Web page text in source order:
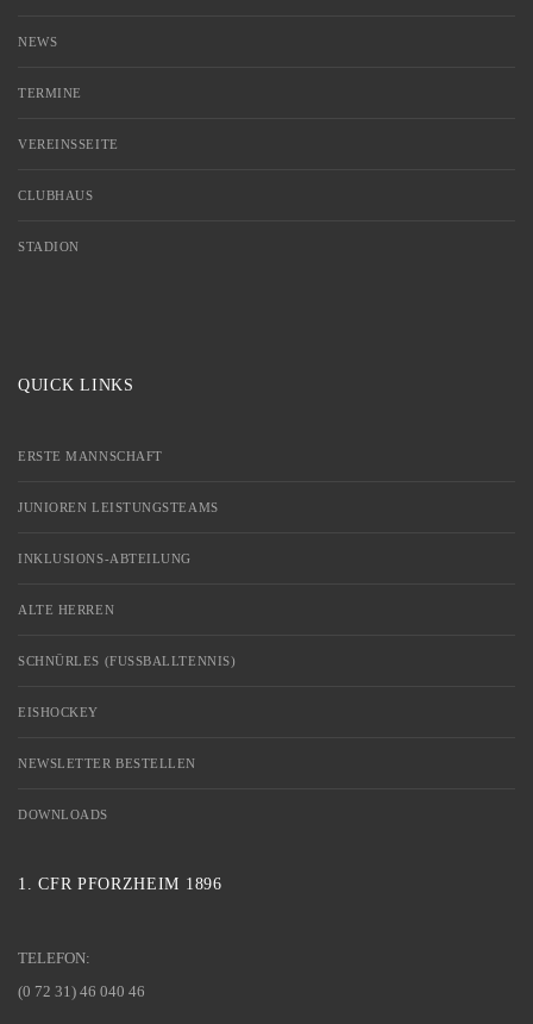
NEWS
TERMINE
VEREINSSEITE
CLUBHAUS
STADION
QUICK LINKS
ERSTE MANNSCHAFT
JUNIOREN LEISTUNGSTEAMS
INKLUSIONS-ABTEILUNG
ALTE HERREN
SCHNÜRLES (FUSSBALLTENNIS)
EISHOCKEY
NEWSLETTER BESTELLEN
DOWNLOADS
1. CFR PFORZHEIM 1896
TELEFON:
(0 72 31) 46 040 46